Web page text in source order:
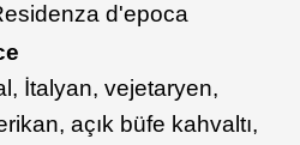
d'epoca
İtalyan, vejetaryen,
açık büfe kahvaltı,